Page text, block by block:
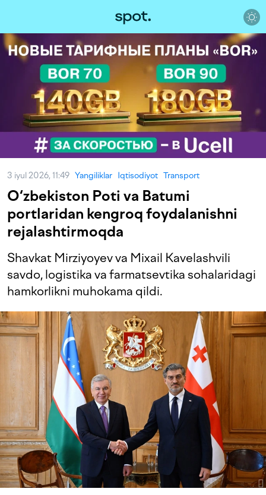
3 iyul 2026, 11:49 Yangiliklar Iqtisodiyot Transport
O‘zbekiston Poti va Batumi
portlaridan kengroq foydalanishni
rejalashtirmoqda
Shavkat Mirziyoyev va Mixail Kavelashvili
savdo, logistika va farmatsevtika sohalaridagi
hamkorlikni muhokama qildi.